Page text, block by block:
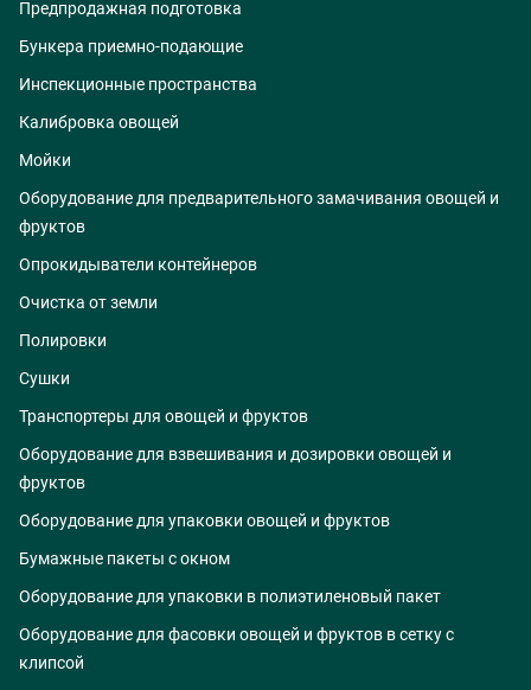
Предпродажная подготовка
Бункера приемно-подающие
Инспекционные пространства
Калибровка овощей
Мойки
Оборудование для предварительного замачивания овощей и
фруктов
Опрокидыватели контейнеров
Очистка от земли
Полировки
Сушки
Транспортеры для овощей и фруктов
Оборудование для взвешивания и дозировки овощей и
фруктов
Оборудование для упаковки овощей и фруктов
Бумажные пакеты с окном
Оборудование для упаковки в полиэтиленовый пакет
Оборудование для фасовки овощей и фруктов в сетку с
клипсой